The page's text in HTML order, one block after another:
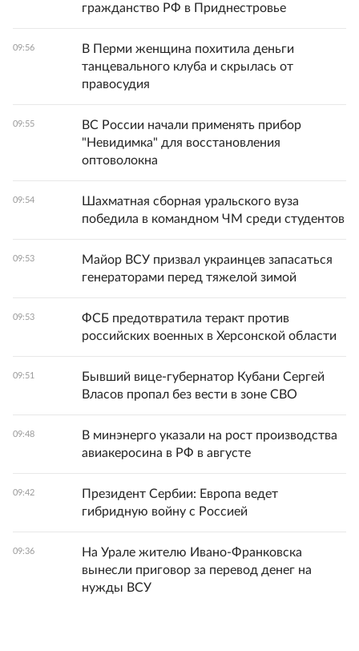
гражданство РФ в Приднестровье
09:56
В Перми женщина похитила деньги
танцевального клуба и скрылась от
правосудия
09:55
ВС России начали применять прибор
"Невидимка" для восстановления
оптоволокна
09:54
Шахматная сборная уральского вуза
победила в командном ЧМ среди студентов
09:53
Майор ВСУ призвал украинцев запасаться
генераторами перед тяжелой зимой
09:53
ФСБ предотвратила теракт против
российских военных в Херсонской области
09:51
Бывший вице‑губернатор Кубани Сергей
Власов пропал без вести в зоне СВО
09:48
В минэнерго указали на рост производства
авиакеросина в РФ в августе
09:42
Президент Сербии: Европа ведет
гибридную войну с Россией
09:36
На Урале жителю Ивано-Франковска
вынесли приговор за перевод денег на
нужды ВСУ